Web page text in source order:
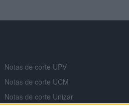
Notas de corte UPV
Notas de corte UCM
Notas de corte Unizar